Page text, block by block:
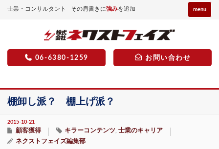
士業・コンサルタント - その肩書きに強みを追加 menu
06-6380-1259 お問い合わせ
棚卸し派？ 棚上げ派？
2015-10-21
顧客獲得 キラーコンテンツ 士業のキャリア
ネクストフェイズ編集部